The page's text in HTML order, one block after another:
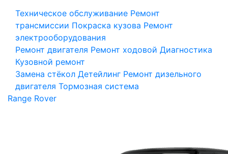
Техническое обслуживание Ремонт
трансмиссии Покраска кузова Ремонт
электрооборудования
Ремонт двигателя Ремонт ходовой Диагностика
Кузовной ремонт
Замена стёкол Детейлинг Ремонт дизельного
двигателя Тормозная система
Range Rover